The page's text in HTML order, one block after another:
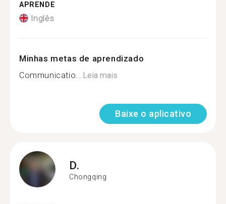
APRENDE
Inglês
Minhas metas de aprendizado
Communicatio... Leia mais
Baixe o aplicativo
D.
Chongqing